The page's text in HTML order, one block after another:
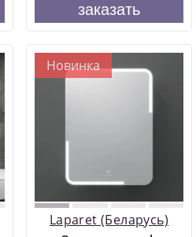
заказать
Новинка
Laparet (Беларусь)